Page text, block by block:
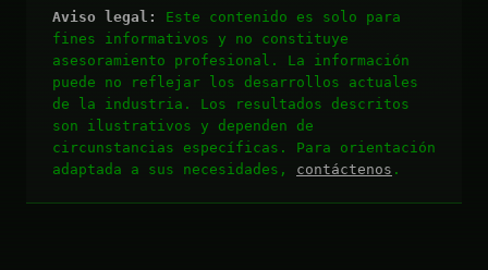
Aviso legal:
Este contenido es solo para
fines informativos y no constituye
asesoramiento profesional. La información
puede no reflejar los desarrollos actuales
de la industria. Los resultados descritos
son ilustrativos y dependen de
circunstancias específicas. Para orientación
adaptada a sus necesidades, contáctenos .